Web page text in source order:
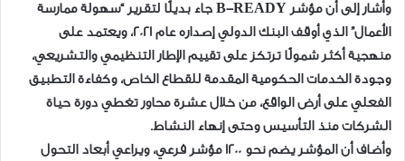
وأشار إلى أن مؤشر B-READY جاء بديلًا لتقرير “سهولة ممارسة
الأعمال” الذي أوقف البنك الدولي إصداره عام 2021، ويعتمد على
منهجية أكثر شمولًا ترتكز على تقييم الإطار التنظيمي والتشريعي،
وجودة الخدمات الحكومية المقدمة للقطاع الخاص، وكفاءة التطبيق
الفعلي على أرض الواقع، من خلال عشرة محاور تغطي دورة حياة
الشركات منذ التأسيس وحتى إنهاء النشاط.
وأضاف أن المؤشر يضم نحو 1200 مؤشر فرعي، ويراعي أبعاد التحول